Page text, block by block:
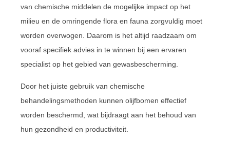
van chemische middelen de mogelijke impact op het
milieu en de omringende flora en fauna zorgvuldig moet
worden overwogen. Daarom is het altijd raadzaam om
vooraf specifiek advies in te winnen bij een ervaren
specialist op het gebied van gewasbescherming.
Door het juiste gebruik van chemische
behandelingsmethoden kunnen olijfbomen effectief
worden beschermd, wat bijdraagt aan het behoud van
hun gezondheid en productiviteit.